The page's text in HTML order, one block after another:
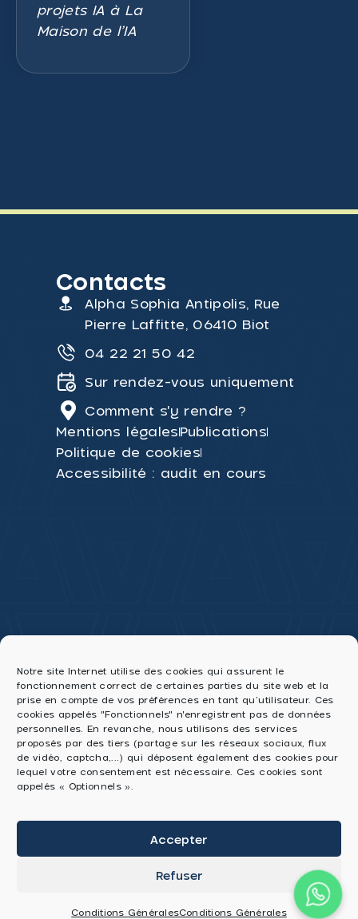
Notre site Internet utilise des cookies qui assurent le
fonctionnement correct de certaines parties du site web et la
prise en compte de vos préférences en tant qu’utilisateur. Ces
cookies appelés "Fonctionnels" n'enregistrent pas de données
personnelles. En revanche, nous utilisons des services
proposés par des tiers (partage sur les réseaux sociaux, flux
de vidéo, captcha,...) qui déposent également des cookies pour
lequel votre consentement est nécessaire. Ces cookies sont
appelés « Optionnels ».
Accepter
Refuser
Conditions GénéralesConditions Générales
projets IA à La
Maison de l’IA
Contacts
Alpha Sophia Antipolis, Rue
Pierre Laffitte, 06410 Biot
04 22 21 50 42
Sur rendez-vous uniquement
Comment s'y rendre ?
Mentions légalesPublications
Politique de cookies
Accessibilité : audit en cours